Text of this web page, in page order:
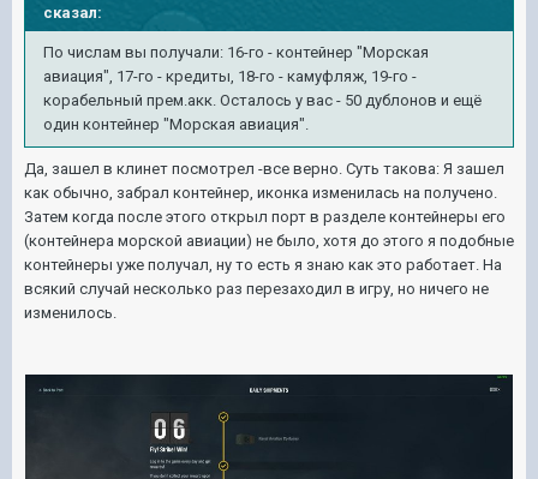
сказал:
По числам вы получали: 16-го - контейнер "Морская
авиация", 17-го - кредиты, 18-го - камуфляж, 19-го -
корабельный прем.акк. Осталось у вас - 50 дублонов и ещё
один контейнер "Морская авиация".
Да, зашел в клинет посмотрел -все верно. Суть такова: Я зашел
как обычно, забрал контейнер, иконка изменилась на получено.
Затем когда после этого открыл порт в разделе контейнеры его
(контейнера морской авиации) не было, хотя до этого я подобные
контейнеры уже получал, ну то есть я знаю как это работает. На
всякий случай несколько раз перезаходил в игру, но ничего не
изменилось.